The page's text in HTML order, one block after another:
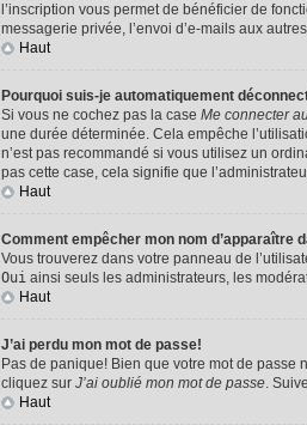
l’inscription vous permet de bénéficier de
messagerie privée, l’envoi d’e-mails aux
Haut
Pourquoi suis-je automatiquement
Si vous ne cochez pas la case Me connecter
une durée déterminée. Cela empêche
n’est pas recommandé si vous utilisez un
pas cette case, cela signifie que
Haut
Comment empêcher mon nom d’apparaître
Vous trouverez dans votre panneau de
Oui ainsi seuls les administrateurs, les
Haut
J’ai perdu mon mot de passe!
Pas de panique! Bien que votre mot de
cliquez sur J’ai oublié mon mot de passe.
Haut